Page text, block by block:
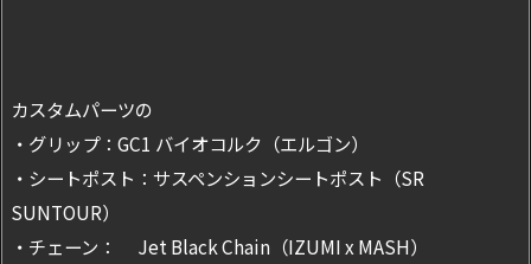
カスタムパーツの
・グリップ：GC1 バイオコルク（エルゴン）
・シートポスト：サスペンションシートポスト（SR
SUNTOUR）
・チェーン： Jet Black Chain（IZUMI x MASH）